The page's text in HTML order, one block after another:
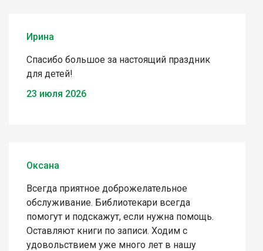
Ирина
Спасибо большое за настоящий праздник
для детей!
23 июля 2026
Оксана
Всегда приятное доброжелательное
обслуживание. Библиотекари всегда
помогут и подскажут, если нужна помощь.
Оставляют книги по записи. Ходим с
удовольствием уже много лет в нашу